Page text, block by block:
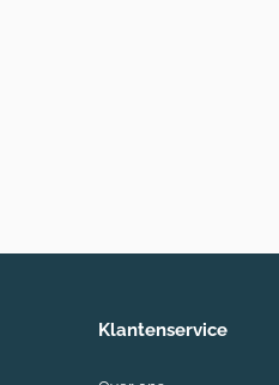
Klantenservice